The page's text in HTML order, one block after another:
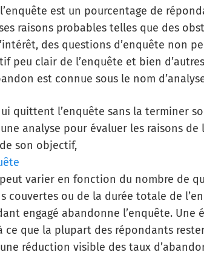
est un pourcentage de
raisons probables telles que des
des questions d’enquête non
peu clair de l’enquête et bien
est connue sous le nom
quittent l’enquête sans la terminer
analyse pour évaluer les raisons de
son objectif,
varier en fonction du nombre de
couvertes ou de la durée totale de
engagé abandonne l’enquête. Une
ce que la plupart des répondants
réduction visible des taux